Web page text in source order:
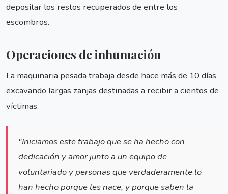
depositar los restos recuperados de entre los
escombros.
Operaciones de inhumación
La maquinaria pesada trabaja desde hace más de 10 días
excavando largas zanjas destinadas a recibir a cientos de
víctimas.
"Iniciamos este trabajo que se ha hecho con
dedicación y amor junto a un equipo de
voluntariado y personas que verdaderamente lo
han hecho porque les nace, y porque saben la